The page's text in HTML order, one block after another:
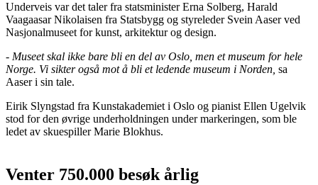
Underveis var det taler fra statsminister Erna Solberg, Harald
Vaagaasar Nikolaisen fra Statsbygg og styreleder Svein Aaser ved
Nasjonalmuseet for kunst, arkitektur og design.
- Museet skal ikke bare bli en del av Oslo, men et museum for hele
Norge. Vi sikter også mot å bli et ledende museum i Norden, sa
Aaser i sin tale.
Eirik Slyngstad fra Kunstakademiet i Oslo og pianist Ellen Ugelvik
stod for den øvrige underholdningen under markeringen, som ble
ledet av skuespiller Marie Blokhus.
Venter 750.000 besøk årlig